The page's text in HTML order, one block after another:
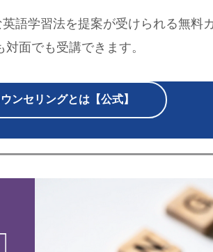
語学習法を提案が受けられる無料
面でも受講できます。
ンセリングとは【公式】